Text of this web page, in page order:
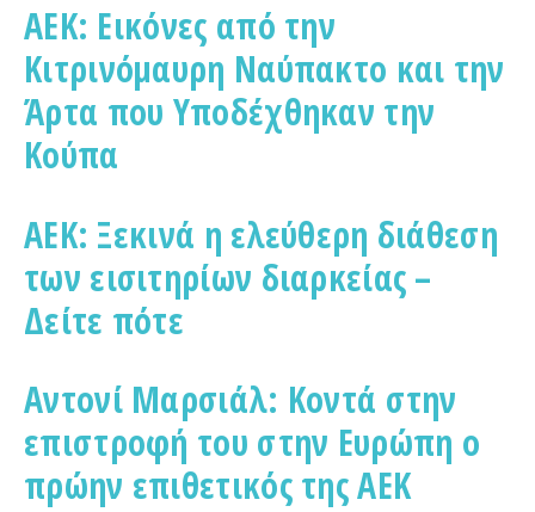
ΑΕΚ: Εικόνες από την
Κιτρινόμαυρη Ναύπακτο και την
Άρτα που Υποδέχθηκαν την
Κούπα
ΑΕΚ: Ξεκινά η ελεύθερη διάθεση
των εισιτηρίων διαρκείας –
Δείτε πότε
Αντονί Μαρσιάλ: Κοντά στην
επιστροφή του στην Ευρώπη ο
πρώην επιθετικός της ΑΕΚ